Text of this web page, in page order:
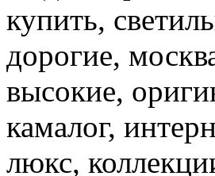
купить,
дорогие,
высокие,
камалог,
люкс,